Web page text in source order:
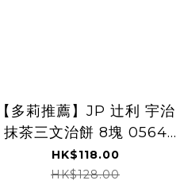
【多莉推薦】JP 辻利 宇治
抹茶三文治餅 8塊 0564
TK260806
HK$118.00
HK$128.00